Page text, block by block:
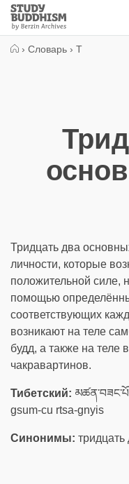
Close
Study
Buddhism
› Словарь › Т
Тридцать два
личности, которые
положительной силе,
помощью
соответствующих
возникают на теле
будд, а также на теле
чакравартинов.
Тибетский:
gsum-cu rtsa-gnyis
Синонимы: